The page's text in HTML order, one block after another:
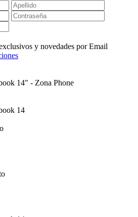
y novedades por Email